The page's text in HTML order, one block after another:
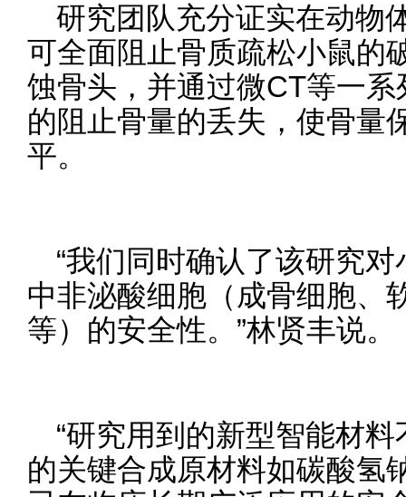
研究团队充分证实在动物
可全面阻止骨质疏松小鼠的
蚀骨头，并通过微CT等一
的阻止骨量的丢失，使骨量
平。
“我们同时确认了该研究
中非泌酸细胞（成骨细胞、
等）的安全性。”林贤丰说。
“研究用到的新型智能材
的关键合成原材料如碳酸氢